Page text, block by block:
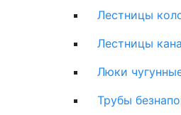
Лестницы
Лестницы
Люки
Трубы